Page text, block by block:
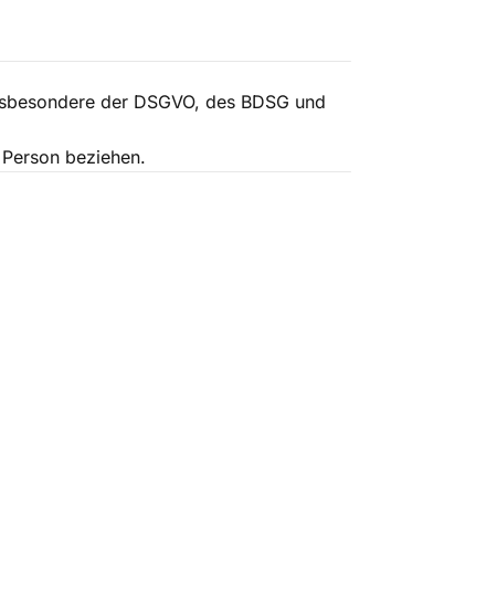
der DSGVO, des BDSG und
beziehen.